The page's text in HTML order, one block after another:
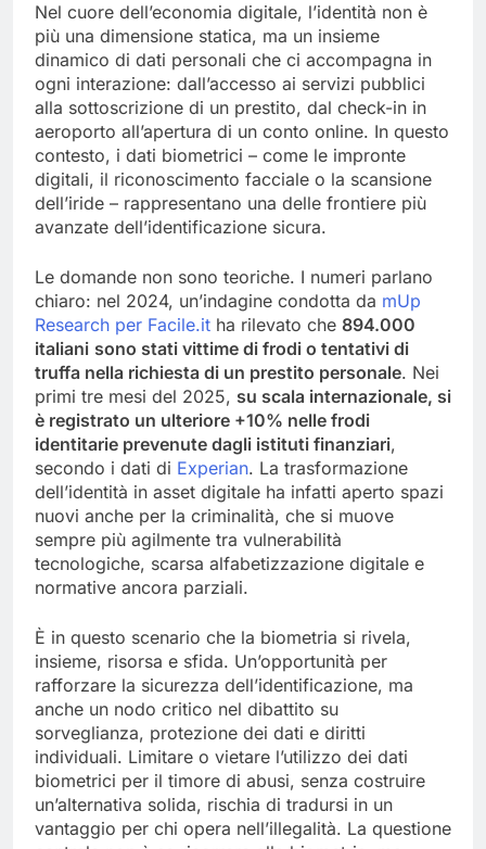
Nel cuore dell’economia digitale, l’identità non è
più una dimensione statica, ma un insieme
dinamico di dati personali che ci accompagna in
ogni interazione: dall’accesso ai servizi pubblici
alla sottoscrizione di un prestito, dal check-in in
aeroporto all’apertura di un conto online. In questo
contesto, i dati biometrici – come le impronte
digitali, il riconoscimento facciale o la scansione
dell’iride – rappresentano una delle frontiere più
avanzate dell’identificazione sicura.
Le domande non sono teoriche. I numeri parlano
chiaro: nel 2024, un’indagine condotta da mUp
Research per Facile.it ha rilevato che 894.000
italiani sono stati vittime di frodi o tentativi di
truffa nella richiesta di un prestito personale. Nei
primi tre mesi del 2025, su scala internazionale, si
è registrato un ulteriore +10% nelle frodi
identitarie prevenute dagli istituti finanziari,
secondo i dati di Experian. La trasformazione
dell’identità in asset digitale ha infatti aperto spazi
nuovi anche per la criminalità, che si muove
sempre più agilmente tra vulnerabilità
tecnologiche, scarsa alfabetizzazione digitale e
normative ancora parziali.
È in questo scenario che la biometria si rivela,
insieme, risorsa e sfida. Un’opportunità per
rafforzare la sicurezza dell’identificazione, ma
anche un nodo critico nel dibattito su
sorveglianza, protezione dei dati e diritti
individuali. Limitare o vietare l’utilizzo dei dati
biometrici per il timore di abusi, senza costruire
un’alternativa solida, rischia di tradursi in un
vantaggio per chi opera nell’illegalità. La questione